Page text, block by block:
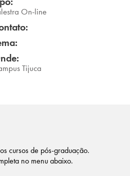
On-line
Tijuca
cursos de pós-graduação.
no menu abaixo.